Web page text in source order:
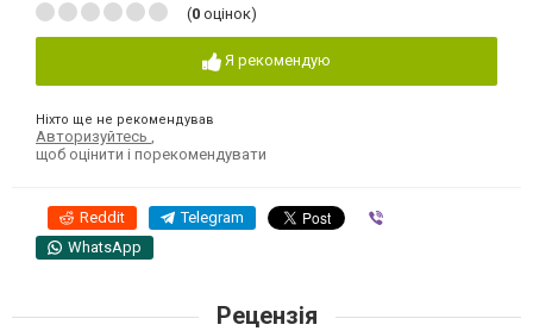
(0 оцінок)
Я рекомендую
Ніхто ще не рекомендував
Авторизуйтесь
щоб оцінити і порекомендувати
Reddit Telegram
WhatsApp
Рецензія